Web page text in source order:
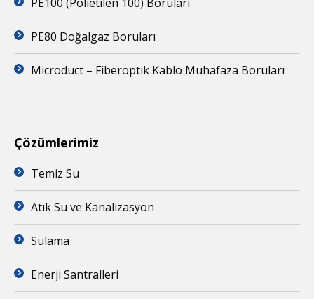
PE80 Doğalgaz Boruları
Microduct – Fiberoptik Kablo Muhafaza Boruları
Çözümlerimiz
Temiz Su
Atık Su ve Kanalizasyon
Sulama
Enerji Santralleri